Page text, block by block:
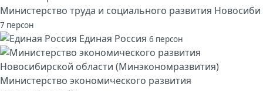
Министерство труда и социального развития Новосиби
7 персон
Единая Россия 6 персон
Министерство экономического развития